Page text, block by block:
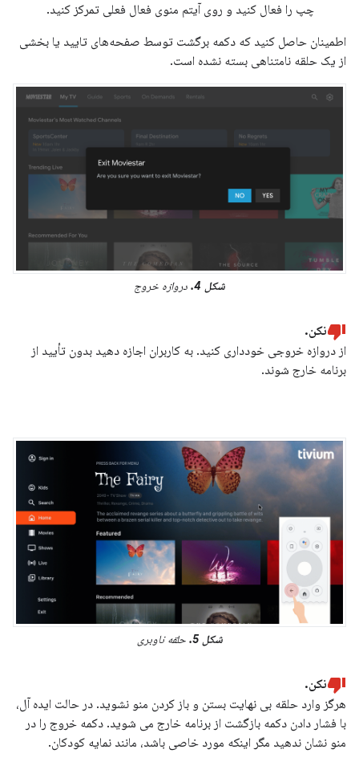
چپ را فعال کنید و روی آیتم منوی فعال فعلی تمرکز کنید.
اطمینان حاصل کنید که دکمه برگشت توسط صفحه‌های تایید یا بخشی
از یک حلقه نامتناهی بسته نشده است.
شکل 4. دروازه خروج
نکن.
از دروازه خروجی خودداری کنید. به کاربران اجازه دهید بدون تأیید از
برنامه خارج شوند.
شکل 5. حلقه ناوبری
نکن.
هرگز وارد حلقه بی نهایت بستن و باز کردن منو نشوید. در حالت ایده آل،
با فشار دادن دکمه بازگشت از برنامه خارج می شوید. دکمه خروج را در
منو نشان ندهید مگر اینکه مورد خاصی باشد، مانند نمایه کودکان.